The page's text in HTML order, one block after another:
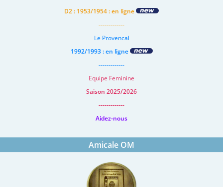
D2 : 1953/1954 : en ligne
-------------
Le Provencal
1992/1993 : en ligne
-------------
Equipe Feminine
Saison 2025/2026
-------------
Aidez-nous
Amicale OM